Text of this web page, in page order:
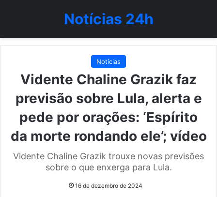
Notícias 24h
Notícias
Vidente Chaline Grazik faz
previsão sobre Lula, alerta e
pede por orações: ‘Espírito
da morte rondando ele’; vídeo
Vidente Chaline Grazik trouxe novas previsões
sobre o que enxerga para Lula.
16 de dezembro de 2024